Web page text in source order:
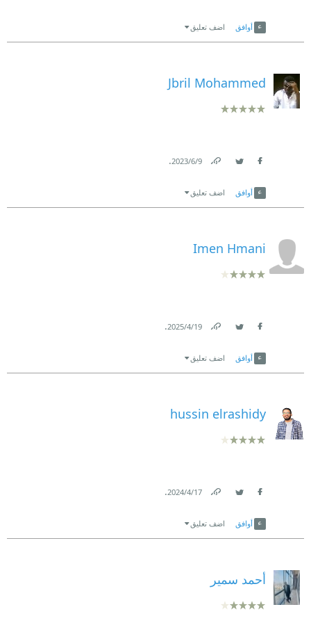
أوافق اضف تعليق
Jbril Mohammed
9‏/6‏/2023
.
أوافق اضف تعليق
Imen Hmani
19‏/4‏/2025
.
أوافق اضف تعليق
hussin elrashidy
17‏/4‏/2024
.
أوافق اضف تعليق
أحمد سمير